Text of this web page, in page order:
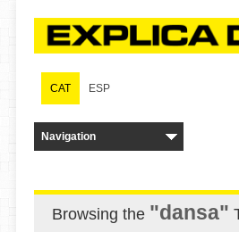
CAT ESP
Browsing the "dansa"